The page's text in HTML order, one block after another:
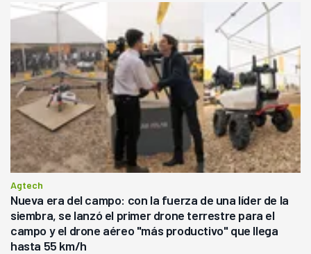
Agtech
Nueva era del campo: con la fuerza de una líder de la
siembra, se lanzó el primer drone terrestre para el
campo y el drone aéreo "más productivo" que llega
hasta 55 km/h